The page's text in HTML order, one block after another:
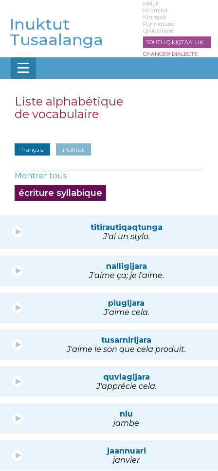
contenu
principal
Inuktut
Tusaalanga
Iqaluit
Kimmirut
Kinngait
Panniqtuuq
Qikiqtarjuaq
SOUTH QIKIQTAALUK
CHANGER DIALECTE
Liste alphabétique
de vocabulaire
français inuktut
Montrer tous
écriture syllabique
titirautiqaqtunga
J'ai un stylo.
nalligijara
J'aime ça; je l'aime.
piugijara
J'aime cela.
tusarnirijara
J'aime le son que cela produit.
quviagijara
J'apprécie cela.
niu
jambe
jaannuari
janvier